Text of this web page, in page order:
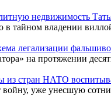
недвижимость
в тайном владении
легализации
на протяжении
из стран НАТО
уже унесшую